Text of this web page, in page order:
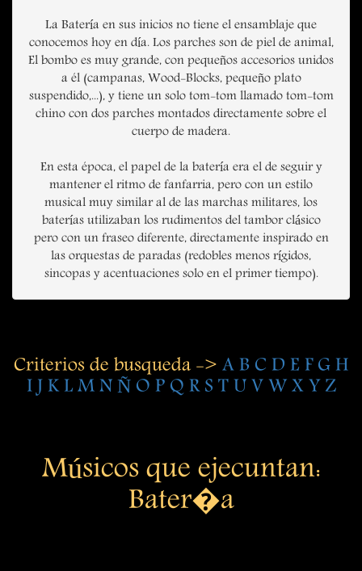
La Batería en sus inicios no tiene el ensamblaje que
conocemos hoy en día. Los parches son de piel de animal,
El bombo es muy grande, con pequeños accesorios unidos
a él (campanas, Wood-Blocks, pequeño plato
suspendido,...), y tiene un solo tom-tom llamado tom-tom
chino con dos parches montados directamente sobre el
cuerpo de madera.
En esta época, el papel de la batería era el de seguir y
mantener el ritmo de fanfarria, pero con un estilo
musical muy similar al de las marchas militares, los
baterías utilizaban los rudimentos del tambor clásico
pero con un fraseo diferente, directamente inspirado en
las orquestas de paradas (redobles menos rígidos,
sincopas y acentuaciones solo en el primer tiempo).
Criterios de busqueda -> A B C D E F G H
I J K L M N Ñ O P Q R S T U V W X Y Z
Músicos que ejecuntan:
Bater�a